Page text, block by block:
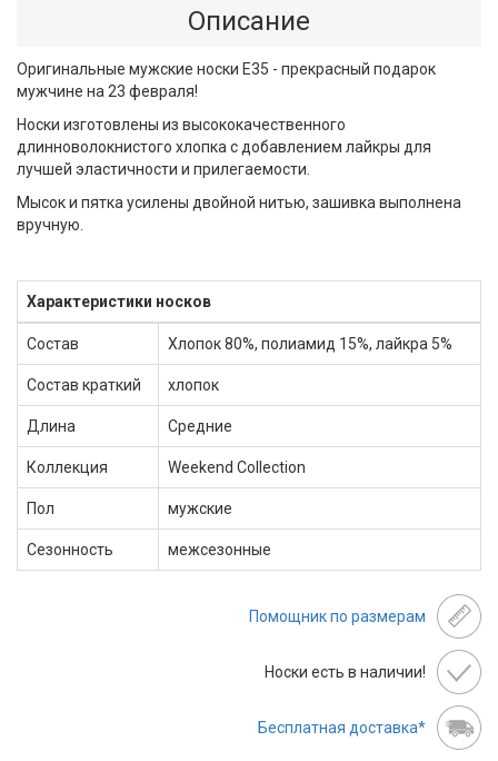
Описание
Оригинальные мужские носки Е35 - прекрасный подарок
мужчине на 23 февраля!
Носки изготовлены из высококачественного
длинноволокнистого хлопка с добавлением лайкры для
лучшей эластичности и прилегаемости.
Мысок и пятка усилены двойной нитью, зашивка выполнена
вручную.
Характеристики носков
Состав Хлопок 80%, полиамид 15%, лайкра 5%
Состав краткий хлопок
Длина Средние
Коллекция Weekend Collection
Пол мужские
Сезонность межсезонные
Помощник по размерам
Носки есть в наличии!
Бесплатная доставка*